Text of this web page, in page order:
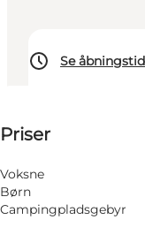
Se
Priser
Voksne
Børn
Campingpladsgebyr
Børn, Min